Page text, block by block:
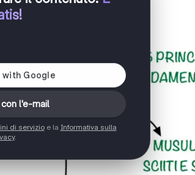
l'e-mail
di servizioe la Informativa sulla
.